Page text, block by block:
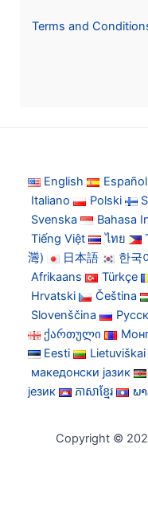
Terms and
English Español
Italiano
Polski
Svenska
Bahasa
Tiếng Việt
ไทย
灣)
日本語 한국
Afrikaans
Türkçe
Hrvatski
Čeština
Slovenščina
ქართული
Eesti
Lietuviškai
македонски јазик
језик
ភាសាខ្មែរ ພ
Copyright ©